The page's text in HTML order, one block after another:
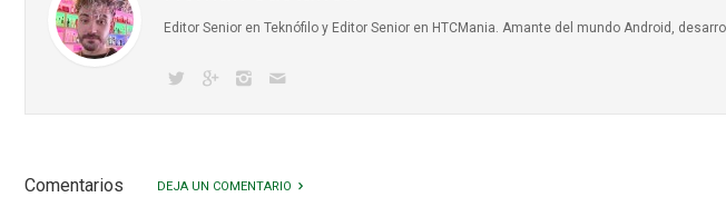
Editor Senior en Teknófilo y Editor Senior en HTCMania. Amante del mundo Android,
Comentarios DEJA UN COMENTARIO